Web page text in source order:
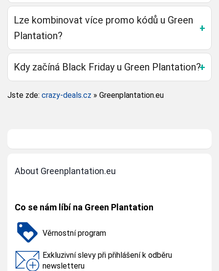
Lze kombinovat více promo kódů u Green
Plantation?
Kdy začíná Black Friday u Green Plantation?
Jste zde: crazy-deals.cz » Greenplantation.eu
About Greenplantation.eu
Co se nám líbí na Green Plantation
Věrnostní program
Exkluzivní slevy při přihlášení k odběru
newsletteru